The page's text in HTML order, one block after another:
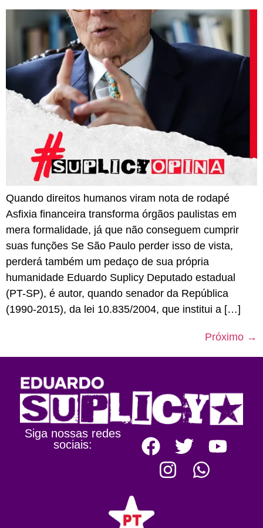
Quando direitos humanos viram nota de rodapé
Asfixia financeira transforma órgãos paulistas em
mera formalidade, já que não conseguem cumprir
suas funções Se São Paulo perder isso de vista,
perderá também um pedaço de sua própria
humanidade Eduardo Suplicy Deputado estadual
(PT-SP), é autor, quando senador da República
(1990-2015), da lei 10.835/2004, que institui a […]
Próximo →
Siga nossas redes
sociais: